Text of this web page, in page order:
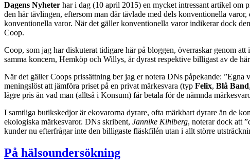
Dagens Nyheter har i dag (10 april 2015) en mycket intressant artikel om
den här tävlingen, eftersom man där tävlade med dels konventionella
konventionella varor. När det gäller konventionella varor indikerar dock
Coop.
Coop, som jag har diskuterat tidigare här på bloggen, överraskar genom
samma koncern, Hemköp och Willys, är dyrast respektive billigast av de
När det gäller Coops prissättning ber jag er notera DNs påpekande:
meningslöst att jämföra priset på en privat märkesvara (typ Felix, Blå Band,
lägre pris än vad man (alltså i Konsum) får betala för de nämnda
I samtliga butikskedjor är ekovarorna dyrare, ofta märkbart dyrare än de
ekologiska märkesvaror. DNs skribent, Jannike Kihlberg, noterar dock att
kunder nu efterfrågar inte den billigaste fläskfilén utan i allt större
På hälsoundersökning